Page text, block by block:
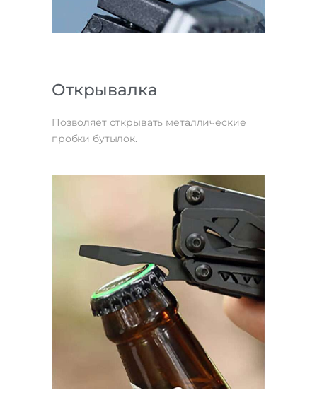
Открывалка
Позволяет открывать металлические
пробки бутылок.